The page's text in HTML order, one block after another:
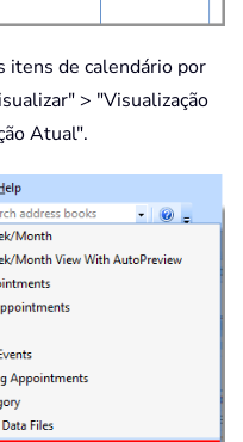
itens de calendário por
> "Visualização
Atual".